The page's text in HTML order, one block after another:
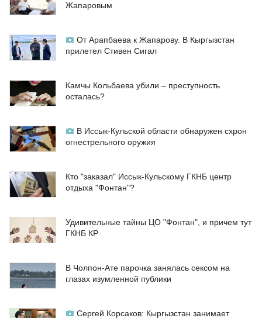
Жапаровым
От Арапбаева к Жапарову. В Кыргызстан
прилетел Стивен Сигал
Камчы Кольбаева убили – преступность
осталась?
В Иссык-Кульской области обнаружен схрон
огнестрельного оружия
Кто "заказал" Иссык-Кульскому ГКНБ центр
отдыха "Фонтан"?
Удивительные тайны ЦО "Фонтан", и причем тут
ГКНБ КР
В Чолпон-Ате парочка занялась сексом на
глазах изумленной публики
Сергей Корсаков: Кыргызстан занимает